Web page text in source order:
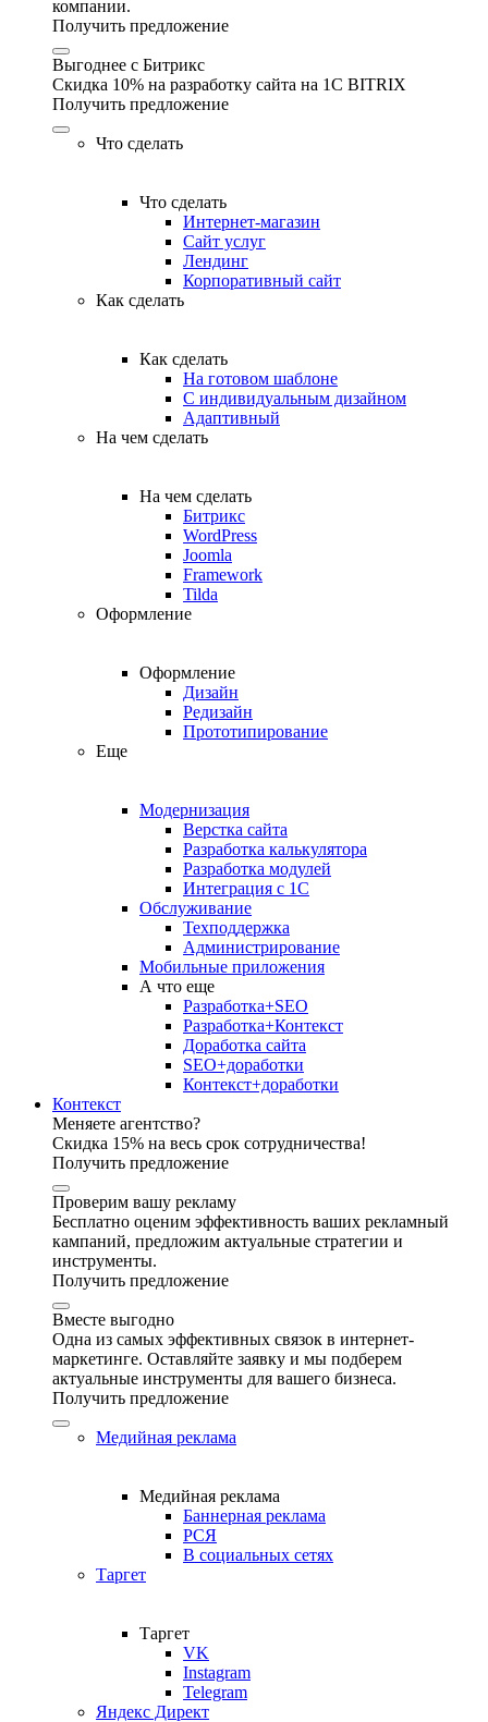
компании.
Получить предложение
Выгоднее с Битрикс
Скидка 10% на разработку сайта на 1C BITRIX
Получить предложение
Что сделать
Что сделать
Интернет-магазин
Сайт услуг
Лендинг
Корпоративный сайт
Как сделать
Как сделать
На готовом шаблоне
С индивидуальным дизайном
Адаптивный
На чем сделать
На чем сделать
Битрикс
WordPress
Joomla
Framework
Tilda
Оформление
Оформление
Дизайн
Редизайн
Прототипирование
Еще
Модернизация
Верстка сайта
Разработка калькулятора
Разработка модулей
Интеграция с 1С
Обслуживание
Техподдержка
Администрирование
Мобильные приложения
А что еще
Разработка+SEO
Разработка+Контекст
Доработка сайта
SEO+доработки
Контекст+доработки
Контекст
Меняете агентство?
Скидка 15% на весь срок сотрудничества!
Получить предложение
Проверим вашу рекламу
Бесплатно оценим эффективность ваших рекламный
кампаний, предложим актуальные стратегии и
инструменты.
Получить предложение
Вместе выгодно
Одна из самых эффективных связок в интернет-
маркетинге. Оставляйте заявку и мы подберем
актуальные инструменты для вашего бизнеса.
Получить предложение
Медийная реклама
Медийная реклама
Баннерная реклама
РСЯ
В социальных сетях
Таргет
Таргет
VK
Instagram
Telegram
Яндекс Директ